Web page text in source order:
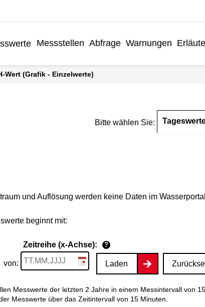
Messstellen Abfrage Warnungen
Wert (Grafik - Einzelwerte)
Bitte wählen Sie:
und Auflösung werden keine Daten im
beginnt mit:
Zeitreihe (x-Achse): ?
von: Laden
Messwerte der letzten 2 Jahre in einem Messintervall von
Messwerte über das Zeitintervall von 15 Minuten.